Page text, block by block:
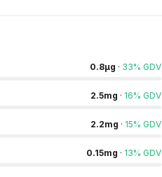
0.8µg · 33% GDV
2.5mg · 16% GDV
2.2mg · 15% GDV
0.15mg · 13% GDV